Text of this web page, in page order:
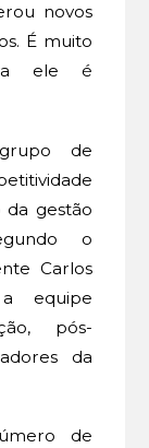
novos
É muito
ele é
de
da gestão
o
Carlos
equipe
pós-
da
de